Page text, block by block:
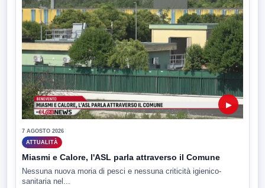
▶
7 AGOSTO 2026
ATTUALITÀ
Miasmi e Calore, l'ASL parla attraverso il Comune
Nessuna nuova moria di pesci e nessuna criticità igienico-
sanitaria nel...